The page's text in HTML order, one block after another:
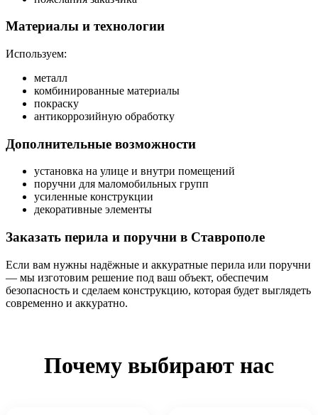
Материалы и технологии
Используем:
металл
комбинированные материалы
покраску
антикоррозийную обработку
Дополнительные возможности
установка на улице и внутри помещений
поручни для маломобильных групп
усиленные конструкции
декоративные элементы
Заказать перила и поручни в Ставрополе
Если вам нужны надёжные и аккуратные перила или поручни
— мы изготовим решение под ваш объект, обеспечим
безопасность и сделаем конструкцию, которая будет выглядеть
современно и аккуратно.
Почему выбирают нас